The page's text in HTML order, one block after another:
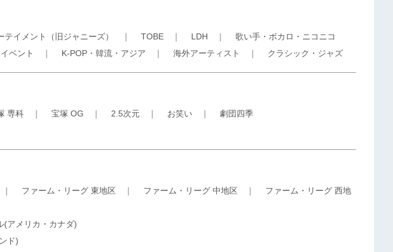
テイメント（旧ジャニーズ） ｜ TOBE ｜ LDH ｜ 歌い手・ボカロ・ニコニコ
ベント ｜ K-POP・韓流・アジア ｜ 海外アーティスト ｜ クラシック・ジャズ
専科 ｜ 宝塚 OG ｜ 2.5次元 ｜ お笑い ｜ 劇団四季
ファーム・リーグ 東地区 ｜ ファーム・リーグ 中地区 ｜ ファーム・リーグ 西地
(アメリカ・カナダ)
ド)